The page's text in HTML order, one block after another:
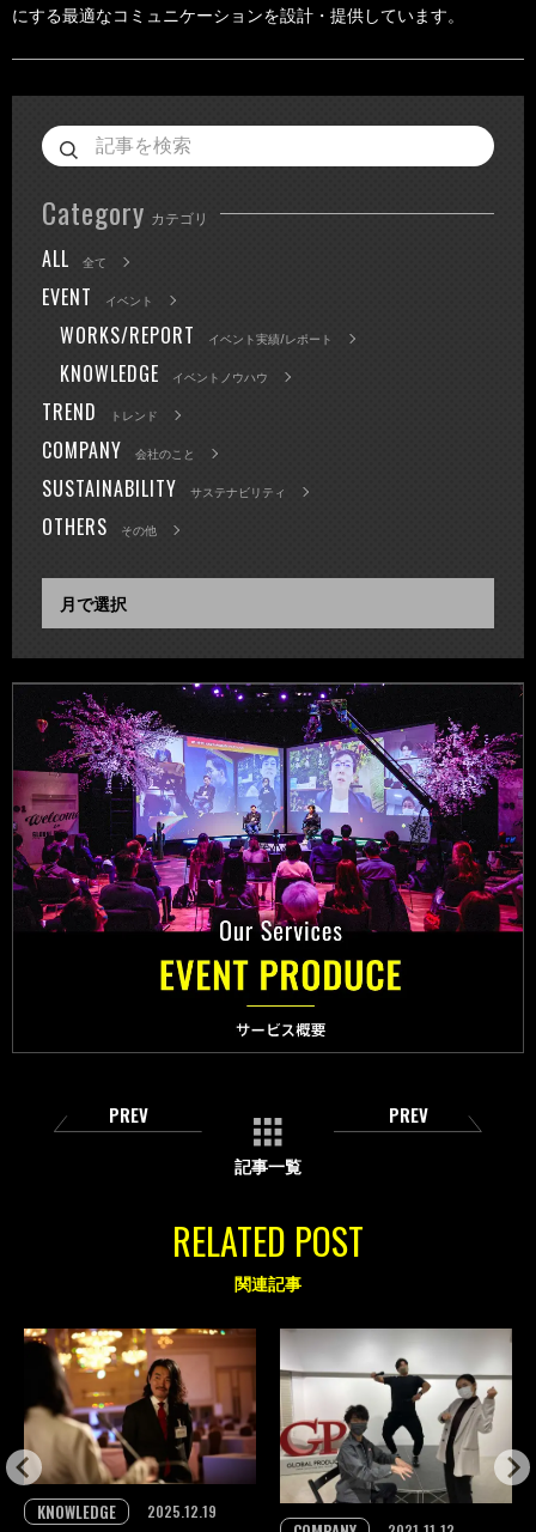
にする最適なコミュニケーションを設計・提供しています。
Category カテゴリ
ALL 全て
EVENT イベント
WORKS/REPORT イベント実績/レポート
KNOWLEDGE イベントノウハウ
TREND トレンド
COMPANY 会社のこと
SUSTAINABILITY サステナビリティ
OTHERS その他
PREV
記事一覧
PREV
RELATED POST
関連記事
KNOWLEDGE 2025.12.19